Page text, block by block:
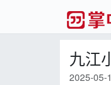
九江
2025-05-